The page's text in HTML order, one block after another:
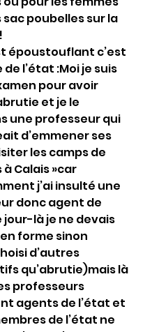
sac poubelles sur la
époustouflant c’est
l’état :Moi je suis
pour avoir
et je le
une professeur qui
d’emmener ses
les camps de
Calais »car
j’ai insulté une
donc agent de
jour-là je ne devais
forme sinon
d’autres
qu’abrutie)mais là
professeurs
agents de l’état et
de l’état ne